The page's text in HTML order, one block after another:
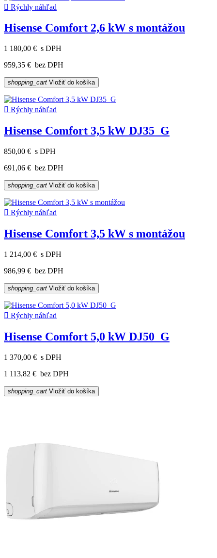
 Rýchly náhľad
Hisense Comfort 2,6 kW s montážou
1 180,00 € s DPH
959,35 € bez DPH
shopping_cart Vložiť do košíka
 Rýchly náhľad
Hisense Comfort 3,5 kW DJ35_G
850,00 € s DPH
691,06 € bez DPH
shopping_cart Vložiť do košíka
 Rýchly náhľad
Hisense Comfort 3,5 kW s montážou
1 214,00 € s DPH
986,99 € bez DPH
shopping_cart Vložiť do košíka
 Rýchly náhľad
Hisense Comfort 5,0 kW DJ50_G
1 370,00 € s DPH
1 113,82 € bez DPH
shopping_cart Vložiť do košíka